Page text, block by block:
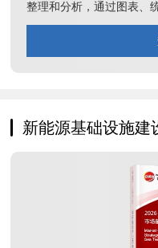
整理和分析，通过图表、
新能源基础设施建